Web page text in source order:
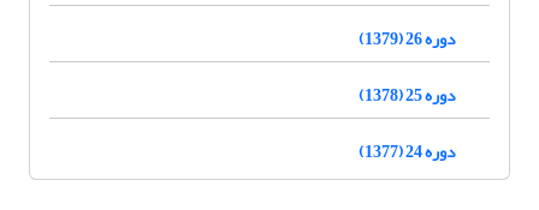
دوره 26 (1379)
دوره 25 (1378)
دوره 24 (1377)